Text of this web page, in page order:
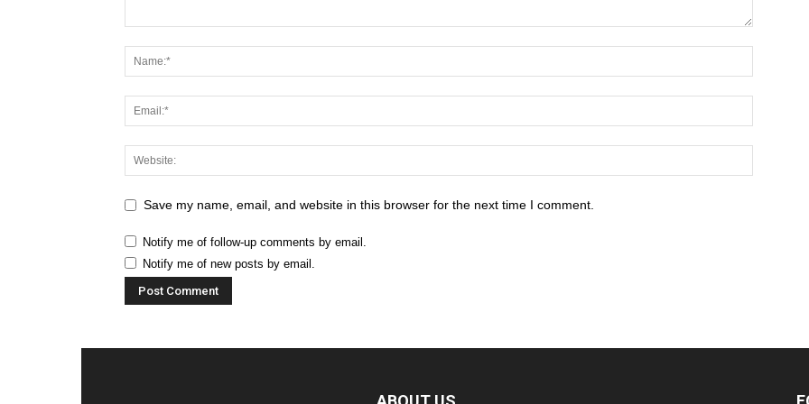
Save my name, email, and website in this browser for the next time I comment.
Notify me of follow-up comments by email.
Notify me of new posts by email.